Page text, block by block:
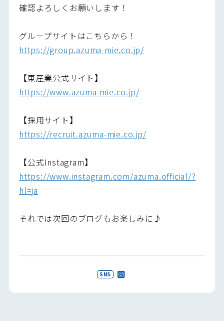
確認よろしくお願いします！
グループサイトはこちらから！
https://group.azuma-mie.co.jp/
【東産業公式サイト】
https://www.azuma-mie.co.jp/
【採用サイト】
https://recruit.azuma-mie.co.jp/
【公式Instagram】
https://www.instagram.com/azuma.official/?
hl=ja
それでは次回のブログもお楽しみに♪
SNS